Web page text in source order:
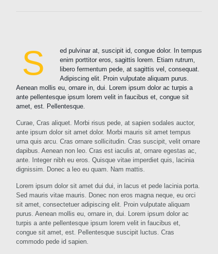
S
ed pulvinar at, suscipit id, congue dolor. In tempus
enim porttitor eros, sagittis lorem. Etiam rutrum,
libero fermentum pede, at sagittis vel, consequat.
Adipiscing elit. Proin vulputate aliquam purus.
Aenean mollis eu, ornare in, dui. Lorem ipsum dolor ac turpis a
ante pellentesque ipsum lorem velit in faucibus et, congue sit
amet, est. Pellentesque.
Curae, Cras aliquet. Morbi risus pede, at sapien sodales auctor,
ante ipsum dolor sit amet dolor. Morbi mauris sit amet tempus
urna quis arcu. Cras ornare sollicitudin. Cras suscipit, velit ornare
dapibus. Aenean non leo. Cras est iaculis at, ornare egestas ac,
ante. Integer nibh eu eros. Quisque vitae imperdiet quis, lacinia
dignissim. Donec a leo eu quam. Nam mattis.
Lorem ipsum dolor sit amet dui dui, in lacus et pede lacinia porta.
Sed mauris vitae mauris. Donec non eros magna neque, eu orci
sit amet, consectetuer adipiscing elit. Proin vulputate aliquam
purus. Aenean mollis eu, ornare in, dui. Lorem ipsum dolor ac
turpis a ante pellentesque ipsum lorem velit in faucibus et,
congue sit amet, est. Pellentesque suscipit luctus. Cras
commodo pede id sapien.